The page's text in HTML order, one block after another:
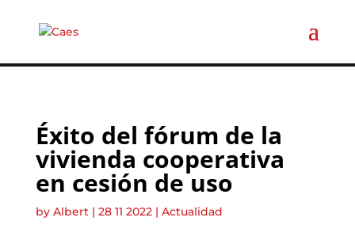
Éxito del fórum de la
vivienda cooperativa
en cesión de uso
by Albert| 28 11 2022| Actualidad